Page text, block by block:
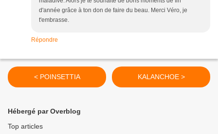
d'année grâce à ton don de faire du beau. Merci Véro, je
t'embrasse.
Répondre
< POINSETTIA KALANCHOE >
Hébergé par Overblog
Top articles